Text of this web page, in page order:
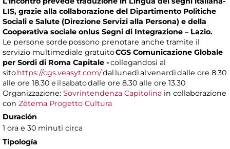
LIS, grazie alla collaborazione del Dipartimento Politiche
Sociali e Salute (Direzione Servizi alla Persona) e della
Cooperativa sociale onlus Segni di Integrazione – Lazio.
Le persone sorde possono prenotare anche tramite il
servizio multimediale gratuitoCGS Comunicazione Globale
per Sordi di Roma Capitale -collegandosi al
sitohttps://cgs.veasyt.com/dal lunedì al venerdì dalle ore 8.30
alle ore 18.30 e il sabato dalle ore 8.30 alle ore 13.30
Organizzazione: Sovrintendenza Capitolina in collaborazione
con Zètema Progetto Cultura
Duración
1 ora e 30 minuti circa
Tipología